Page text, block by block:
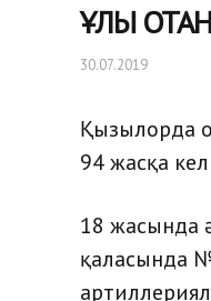
ҰЛЫ
30.07.2019
Қызылорда
94 жасқа
18 жасында
қаласында